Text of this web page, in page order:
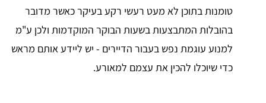
טומנות בתוכן לא מעט רעשי רקע בעיקר כאשר מדובר
בהובלות המתבצעות בשעות הבוקר המוקדמות ולכן ע"מ
למנוע עוגמת נפש בעבור הדיירים - יש ליידע אותם מראש
כדי שיוכלו להכין את עצמם למאורע.